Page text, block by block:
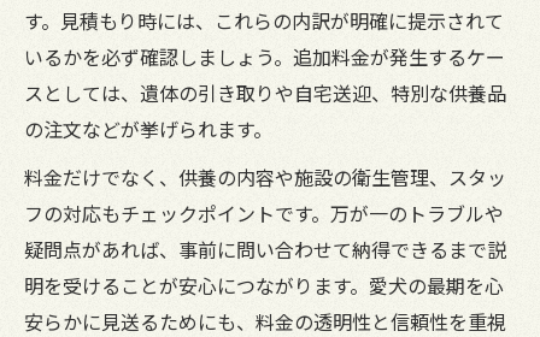
す。見積もり時には、これらの内訳が明確に提示されて
いるかを必ず確認しましょう。追加料金が発生するケー
スとしては、遺体の引き取りや自宅送迎、特別な供養品
の注文などが挙げられます。
料金だけでなく、供養の内容や施設の衛生管理、スタッ
フの対応もチェックポイントです。万が一のトラブルや
疑問点があれば、事前に問い合わせて納得できるまで説
明を受けることが安心につながります。愛犬の最期を心
安らかに見送るためにも、料金の透明性と信頼性を重視